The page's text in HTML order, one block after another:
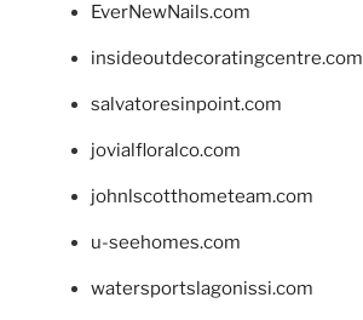
EverNewNails.com
insideoutdecoratingcentre.com
salvatoresinpoint.com
jovialfloralco.com
johnlscotthometeam.com
u-seehomes.com
watersportslagonissi.com